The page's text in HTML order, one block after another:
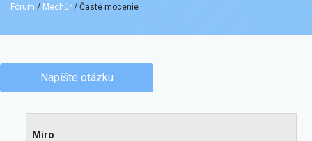
Fórum / Mechúr / Časté mocenie
Napíšte otázku
Miro